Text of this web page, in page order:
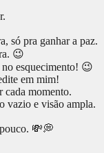
só pra ganhar a paz.
😉
esquecimento! 😉
em mim!
cada momento.
vazio e visão ampla.
💸💭